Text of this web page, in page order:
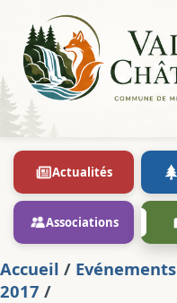
Actualités
Associations
Accueil / Evénements
2017 /